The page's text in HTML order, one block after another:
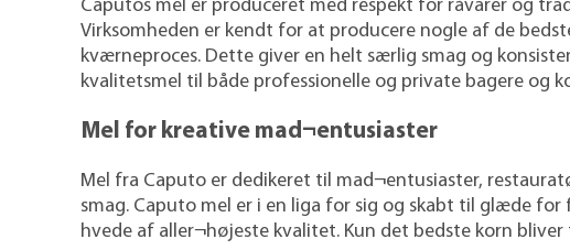
Caputos mel er produceret med respekt for råvarer og
Virksomheden er kendt for at producere nogle af de
kværneproces. Dette giver en helt særlig smag og
kvalitetsmel til både professionelle og private bagere og
Mel for kreative mad¬entusiaster
Mel fra Caputo er dedikeret til mad¬entusiaster,
smag. Caputo mel er i en liga for sig og skabt til glæde
hvede af aller¬højeste kvalitet. Kun det bedste korn bliver